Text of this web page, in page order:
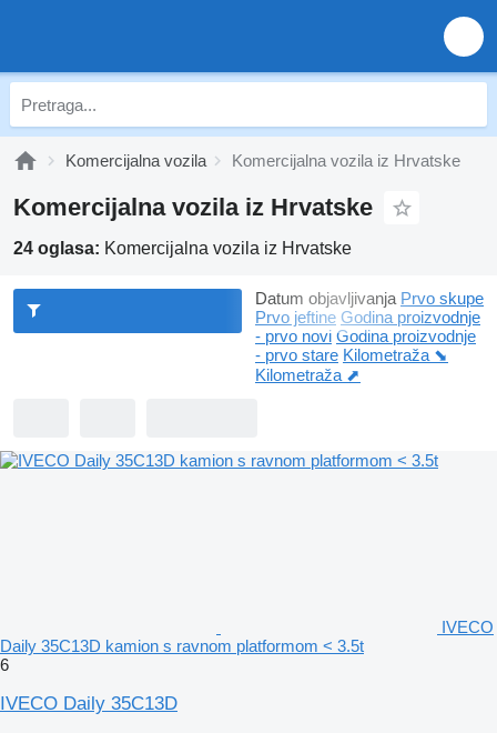
Komercijalna vozila Komercijalna vozila iz Hrvatske
Komercijalna vozila iz Hrvatske
24 oglasa: Komercijalna vozila iz Hrvatske
Datum objavljivanja Prvo skupe
Prvo jeftine Godina proizvodnje
- prvo novi Godina proizvodnje
- prvo stare Kilometraža ⬊
Kilometraža ⬈
IVECO
Daily 35C13D kamion s ravnom platformom < 3.5t
6
IVECO Daily 35C13D